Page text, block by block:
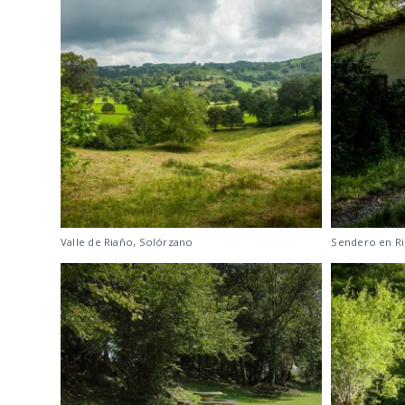
Valle de Riaño, Solórzano Sendero en